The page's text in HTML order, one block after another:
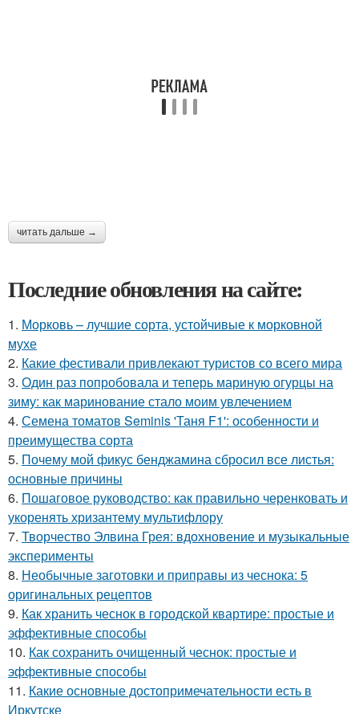
читать дальше →
Последние обновления на сайте:
1. Морковь – лучшие сорта, устойчивые к морковной
мухе
2. Какие фестивали привлекают туристов со всего мира
3. Один раз попробовала и теперь мариную огурцы на
зиму: как маринование стало моим увлечением
4. Семена томатов Seminis 'Таня F1': особенности и
преимущества сорта
5. Почему мой фикус бенджамина сбросил все листья:
основные причины
6. Пошаговое руководство: как правильно черенковать и
укоренять хризантему мультифлору
7. Творчество Элвина Грея: вдохновение и музыкальные
эксперименты
8. Необычные заготовки и приправы из чеснока: 5
оригинальных рецептов
9. Как хранить чеснок в городской квартире: простые и
эффективные способы
10. Как сохранить очищенный чеснок: простые и
эффективные способы
11. Какие основные достопримечательности есть в
Иркутске